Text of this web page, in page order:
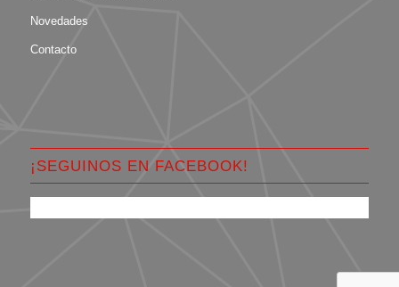
Novedades
Contacto
¡SEGUINOS EN FACEBOOK!